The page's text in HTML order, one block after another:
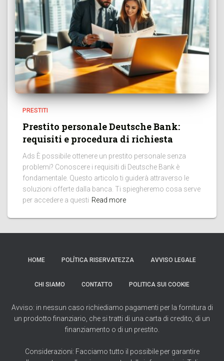
PRESTITI
Prestito personale Deutsche Bank:
requisiti e procedura di richiesta
Ads È possibile ottenere un prestito personale senza
problemi? Conoscere i requisiti di Deutsche Bank è
fondamentale. Questo articolo ti guiderà attraverso le
soluzioni offerte dalla banca. Ti spiegheremo cosa serve
per accedere a questi Read more
HOME POLÍTICA RISERVATEZZA AVVISO LEGALE
CHI SIAMO CONTATTO POLITICA SUI COOKIE
Avviso: in nessun caso richiediamo pagamenti per la fornitura di
un prodotto finanziario, che si tratti di una carta di credito, di un
finanziamento o di un prestito.
Considerazioni: Facciamo tutto il possibile per garantire